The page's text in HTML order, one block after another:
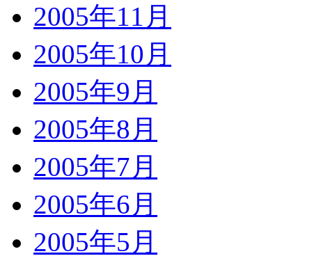
2005年11月
2005年10月
2005年9月
2005年8月
2005年7月
2005年6月
2005年5月